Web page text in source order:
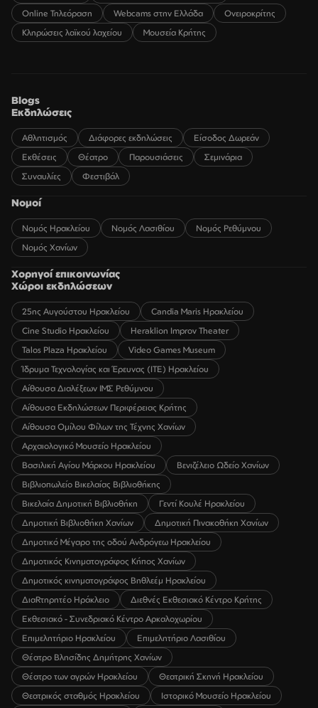
Online Τηλεόραση
Webcams στην Ελλάδα
Ονειροκρίτης
Κληρώσεις λαϊκού λαχείου
Μουσεία Κρήτης
Blogs
Εκδηλώσεις
Αθλητισμός Διάφορες εκδηλώσεις
Είσοδος Δωρεάν
Εκθέσεις
Θέατρο Παρουσιάσεις
Σεμινάρια
Συναυλίες
Φεστιβάλ
Νομοί
Νομός Ηρακλείου Νομός Λασιθίου
Νομός Ρεθύμνου
Νομός Χανίων
Χορηγοί επικοινωνίας
Χώροι εκδηλώσεων
25ης Αυγούστου Ηρακλείου
Candia Maris Ηρακλείου
Cine Studio Ηρακλείου
Heraklion Improv Theater
Talos Plaza Ηρακλείου
Video Games Museum
Ίδρυμα Τεχνολογίας και Έρευνας (ΙΤΕ) Ηρακλείου
Αίθουσα Διαλέξεων ΙΜΣ Ρεθύμνου
Αίθουσα Εκδηλώσεων Περιφέρειας Κρήτης
Αίθουσα Ομίλου Φίλων της Τέχνης Χανίων
Αρχαιολογικό Μουσείο Ηρακλείου
Βασιλική Αγίου Μάρκου Ηρακλείου
Βενιζέλειο Ωδείο Χανίων
Βιβλιοπωλείο Βικελαίας Βιβλιοθήκης
Βικελαία Δημοτική Βιβλιοθήκη
Γεντί Κουλέ Ηρακλείου
Δημοτική Βιβλιοθήκη Χανίων
Δημοτική Πινακοθήκη Χανίων
Δημοτικό Μέγαρο της οδού Ανδρόγεω Ηρακλείου
Δημοτικός Κινηματογράφος Κήπος Χανίων
Δημοτικός κινηματογράφος Βηθλεέμ Ηρακλείου
ΔιαRτηρητέο Ηράκλειο
Διεθνές Εκθεσιακό Κέντρο Κρήτης
Εκθεσιακό - Συνεδριακό Κέντρο Αρκαλοχωρίου
Επιμελητήριο Ηρακλείου
Επιμελητήριο Λασιθίου
Θέατρο Βλησίδης Δημήτρης Χανίων
Θέατρο των αγρών Ηρακλείου
Θεατρική Σκηνή Ηρακλείου
Θεατρικός σταθμός Ηρακλείου
Ιστορικό Μουσείο Ηρακλείου